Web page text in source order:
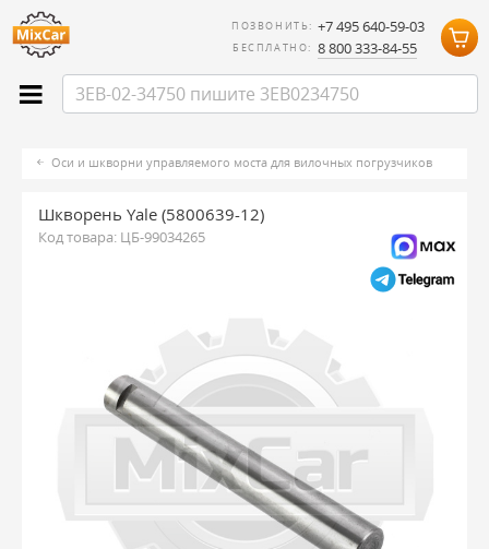
ПОЗВОНИТЬ: +7 495 640-59-03
БЕСПЛАТНО: 8 800 333-84-55
Оси и шкворни управляемого моста для вилочных погрузчиков
Шкворень Yale (5800639-12)
Код товара: ЦБ-99034265